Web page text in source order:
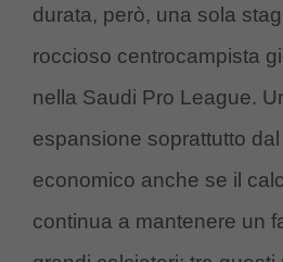
durata, però, una sola
roccioso centrocampista
nella Saudi Pro League.
espansione soprattutto
economico anche se il
continua a mantenere un